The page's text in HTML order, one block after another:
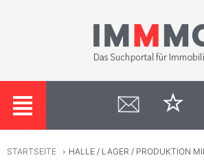
STARTSEITE › HALLE / LAGER / PRODUKTION